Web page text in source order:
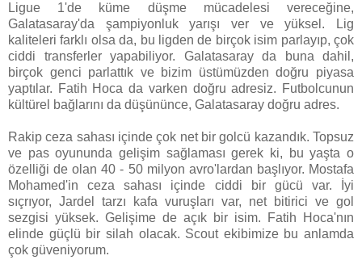
Ligue 1'de küme düşme mücadelesi vereceğine,
Galatasaray'da şampiyonluk yarışı ver ve yüksel. Lig
kaliteleri farklı olsa da, bu ligden de birçok isim parlayıp, çok
ciddi transferler yapabiliyor. Galatasaray da buna dahil,
birçok genci parlattık ve bizim üstümüzden doğru piyasa
yaptılar. Fatih Hoca da varken doğru adresiz. Futbolcunun
kültürel bağlarını da düşününce, Galatasaray doğru adres.
Rakip ceza sahası içinde çok net bir golcü kazandık. Topsuz
ve pas oyununda gelişim sağlaması gerek ki, bu yaşta o
özelliği de olan 40 - 50 milyon avro'lardan başlıyor. Mostafa
Mohamed'in ceza sahası içinde ciddi bir gücü var. İyi
sıçrıyor, Jardel tarzı kafa vuruşları var, net bitirici ve gol
sezgisi yüksek. Gelişime de açık bir isim. Fatih Hoca'nın
elinde güçlü bir silah olacak. Scout ekibimize bu anlamda
çok güveniyorum.